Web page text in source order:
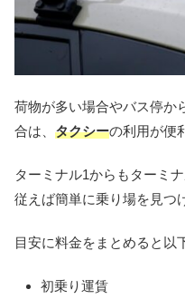
荷物が多い場合やバス停か
合は、 タクシーの利用が便
ターミナル1からもターミ
従えば簡単に乗り場を見つ
目安に料金をまとめると以
初乗り運賃